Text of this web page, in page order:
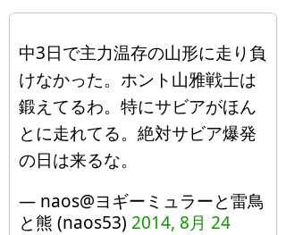
中3日で主力温存の山形に走り負
けなかった。ホント山雅戦士は
鍛えてるわ。特にサビアがほん
とに走れてる。絶対サビア爆発
の日は来るな。
— naos@ヨギーミュラーと雷鳥
と熊 (naos53) 2014, 8月 24